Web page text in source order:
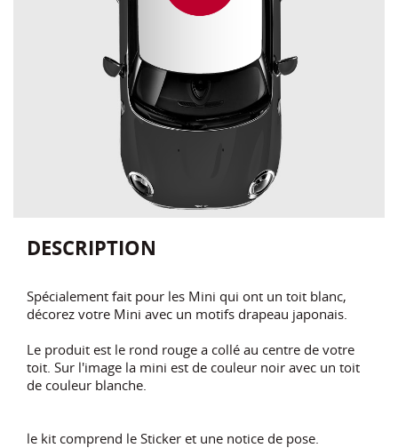
DESCRIPTION
Spécialement fait pour les Mini qui ont un toit blanc,
décorez votre Mini avec un motifs drapeau japonais.
Le produit est le rond rouge a collé au centre de votre
toit. Sur l'image la mini est de couleur noir avec un toit
de couleur blanche.
le kit comprend le Sticker et une notice de pose.